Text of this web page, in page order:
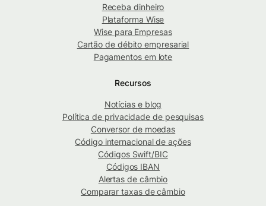
Receba dinheiro
Plataforma Wise
Wise para Empresas
Cartão de débito empresarial
Pagamentos em lote
Recursos
Notícias e blog
Política de privacidade de pesquisas
Conversor de moedas
Código internacional de ações
Códigos Swift/BIC
Códigos IBAN
Alertas de câmbio
Comparar taxas de câmbio